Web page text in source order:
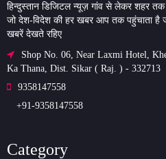
हिन्दुस्तान डिजिटल न्यूज़ गांव से लेकर शहर
जो देश-विदेश की हर खबर आप तक पहुंचाता है
खबरें देखते रहिए
Shop No. 06, Near Laxmi Hotel,
Ka Thana, Dist. Sikar ( Raj. ) - 332713
9358147558
+91-9358147558
Category